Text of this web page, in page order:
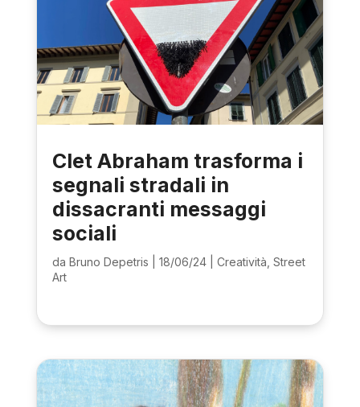
Clet Abraham trasforma i
segnali stradali in
dissacranti messaggi
sociali
da Bruno Depetris 18/06/24| Creatività Street
Art